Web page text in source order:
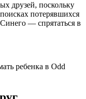
друзей, поскольку
потерявшихся
— спрятаться в
ребенка в Odd